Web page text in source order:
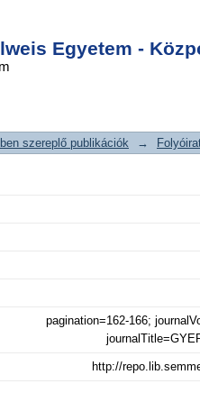
Egyetem -
szereplő publikációk →
pagination=162-166;
http://